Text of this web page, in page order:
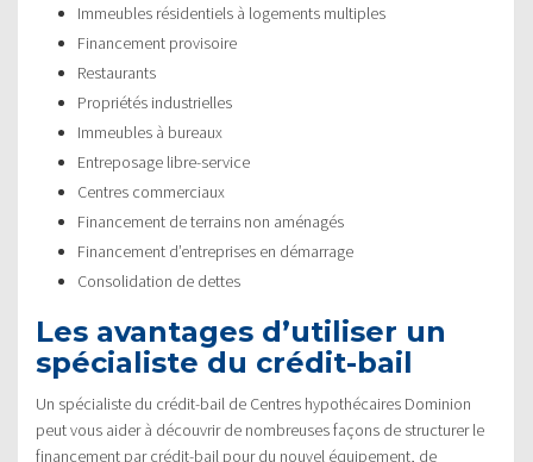
Immeubles résidentiels à logements multiples
Financement provisoire
Restaurants
Propriétés industrielles
Immeubles à bureaux
Entreposage libre-service
Centres commerciaux
Financement de terrains non aménagés
Financement d’entreprises en démarrage
Consolidation de dettes
Les avantages d’utiliser un
spécialiste du crédit-bail
Un spécialiste du crédit-bail de Centres hypothécaires Dominion
peut vous aider à découvrir de nombreuses façons de structurer le
financement par crédit-bail pour du nouvel équipement, de